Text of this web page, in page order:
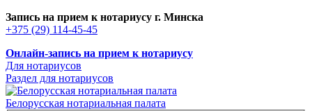
Запись на прием к нотариусу г. Минска
+375 (29) 114-45-45
Онлайн-запись на прием к нотариусу
Для нотариусов
Раздел для нотариусов
Белорусская нотариальная палата